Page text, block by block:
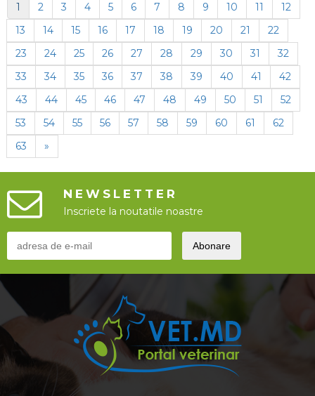
1 2 3 4 5 6 7 8 9 10 11
12
13
14 15 16 17 18 19 20 21
22
23
24 25 26 27 28 29 30 31
32
33
34 35 36 37 38 39 40 41
42
43
44 45 46 47 48 49 50 51
52
53
54 55 56 57 58 59 60 61
62
63
»
NEWSLETTER
Inscriete la noutatile noastre